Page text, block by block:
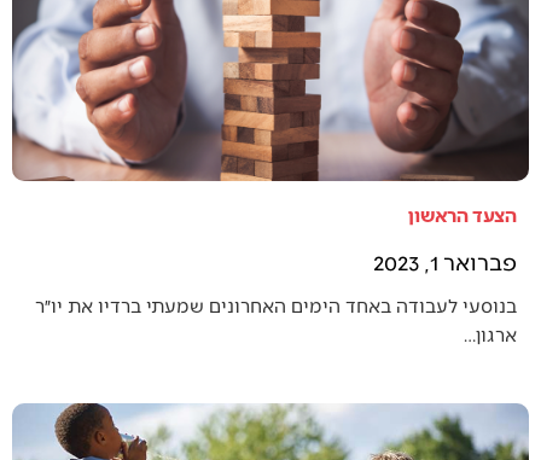
הצעד הראשון
פברואר 1, 2023
בנוסעי לעבודה באחד הימים האחרונים שמעתי ברדיו את יו״ר
ארגון…